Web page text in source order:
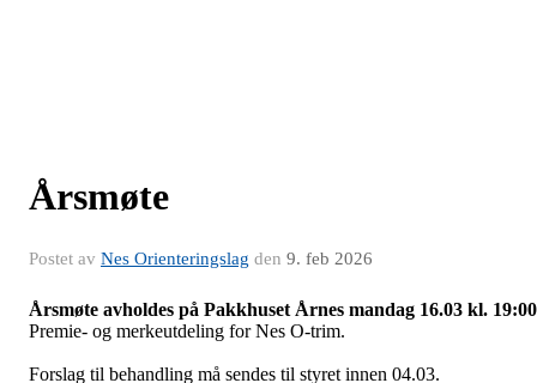
Årsmøte
Postet av Nes Orienteringslag den 9. feb 2026
Årsmøte avholdes på Pakkhuset Årnes mandag 16.03 kl. 19:00
Premie- og merkeutdeling for Nes O-trim.
Forslag til behandling må sendes til styret innen 04.03.